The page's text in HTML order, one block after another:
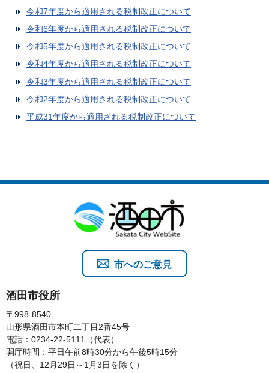
令和7年度から適用される税制改正について
令和6年度から適用される税制改正について
令和5年度から適用される税制改正について
令和4年度から適用される税制改正について
令和3年度から適用される税制改正について
令和2年度から適用される税制改正について
平成31年度から適用される税制改正について
酒田市役所
〒998-8540
山形県酒田市本町二丁目2番45号
電話：0234-22-5111（代表）
開庁時間：平日午前8時30分から午後5時15分
（祝日、12月29日～1月3日を除く）
市へのご意見